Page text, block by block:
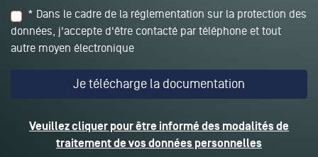
* Dans le cadre de la réglementation sur la protection des
données, j'accepte d'être contacté par téléphone et tout
autre moyen électronique
Veuillez cliquer pour être informé des modalités de
traitement de vos données personnelles